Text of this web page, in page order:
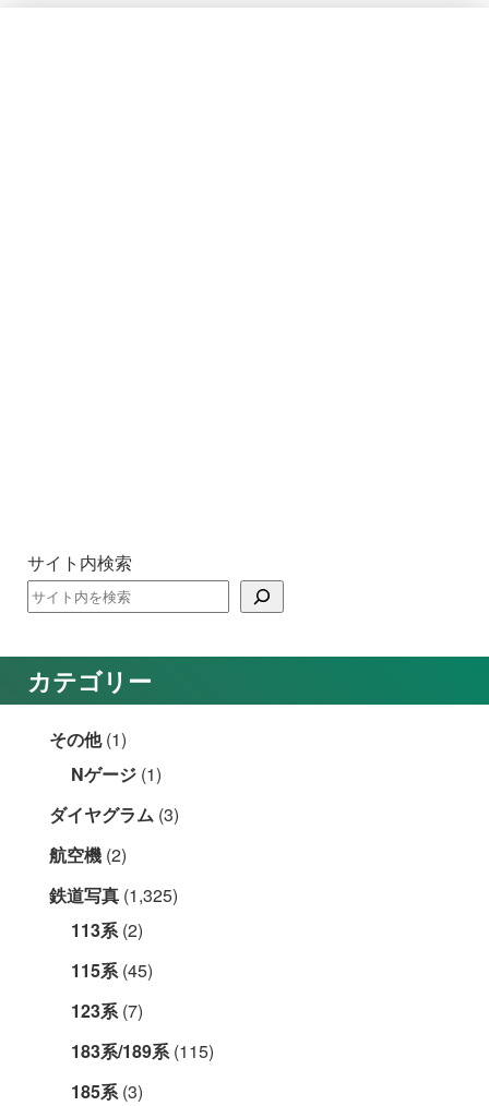
サイト内検索
カテゴリー
その他(1)
Nゲージ (1)
ダイヤグラム (3)
航空機 (2)
鉄道写真 (1,325)
113系(2)
115系(45)
123系(7)
183系/189系(115)
185系(3)